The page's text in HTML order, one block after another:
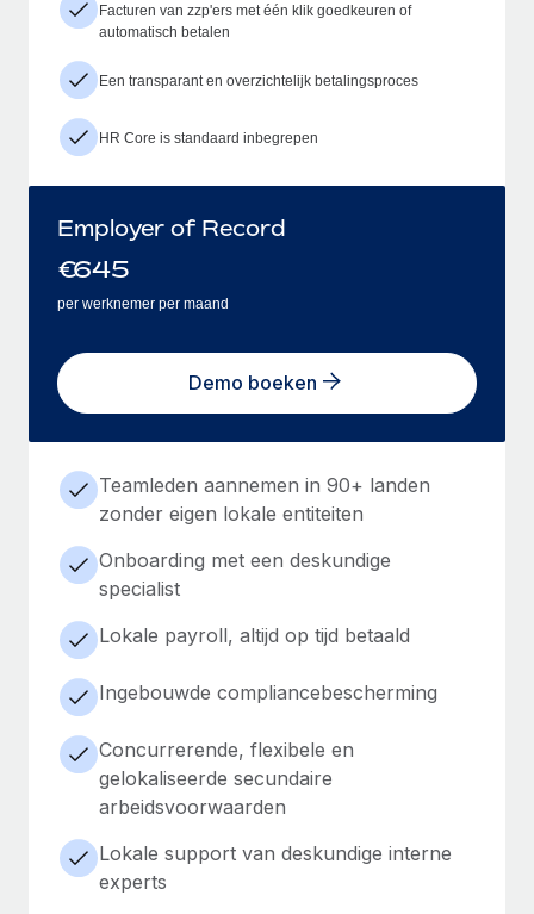
Facturen van zzp'ers met één klik goedkeuren of
automatisch betalen
Een transparant en overzichtelijk betalingsproces
HR Core is standaard inbegrepen
Employer of Record
€645
per werknemer per maand
Demo boeken
Teamleden aannemen in 90+ landen
zonder eigen lokale entiteiten
Onboarding met een deskundige
specialist
Lokale payroll, altijd op tijd betaald
Ingebouwde compliancebescherming
Concurrerende, flexibele en
gelokaliseerde secundaire
arbeidsvoorwaarden
Lokale support van deskundige interne
experts